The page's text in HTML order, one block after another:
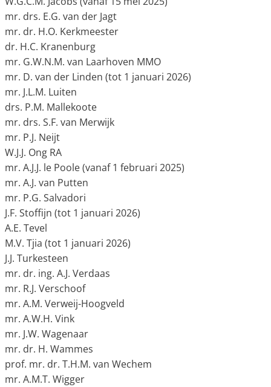
mr. drs. E.G. van der Jagt
mr. dr. H.O. Kerkmeester
dr. H.C. Kranenburg
mr. G.W.N.M. van Laarhoven MMO
mr. D. van der Linden (tot 1 januari 2026)
mr. J.L.M. Luiten
drs. P.M. Mallekoote
mr. drs. S.F. van Merwijk
mr. P.J. Neijt
W.J.J. Ong RA
mr. A.J.J. le Poole (vanaf 1 februari 2025)
mr. A.J. van Putten
mr. P.G. Salvadori
J.F. Stoffijn (tot 1 januari 2026)
A.E. Tevel
M.V. Tjia (tot 1 januari 2026)
J.J. Turkesteen
mr. dr. ing. A.J. Verdaas
mr. R.J. Verschoof
mr. A.M. Verweij-Hoogveld
mr. A.W.H. Vink
mr. J.W. Wagenaar
mr. dr. H. Wammes
prof. mr. dr. T.H.M. van Wechem
mr. A.M.T. Wigger